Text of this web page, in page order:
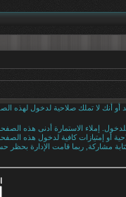
أنك لا تملك صلاحية لدخول لهذه
إملاء الاستمارة أدنى هذه
أو إمتيازات كافية لدخول هذه
مشاركة, ربما قامت الإدارة بحظر